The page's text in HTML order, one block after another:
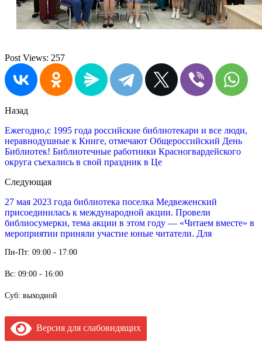
Post Views: 257
Назад
Ежегодно,с 1995 года российские библиотекари и все люди,
неравнодушные к Книге, отмечают Общероссийский День
Библиотек! Библиотечные работники Красногвардейского
округа съехались в свой праздник в Це
Следующая
27 мая 2023 года библиотека поселка Медвеженский
присоединилась к международной акции. Провели
библиосумерки, тема акции в этом году — «Читаем вместе» в
мероприятии приняли участие юные читатели. Для
Пн-Пт: 09:00 - 17:00
Вс: 09:00 - 16:00
Суб: выходной
Версия для слабовидящих